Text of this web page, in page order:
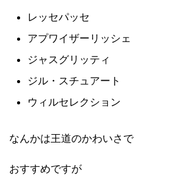
レッセパッセ
アプワイザーリッシェ
ジャスグリッティ
ジル・スチュアート
ウィルセレクション
なんかは王道のかわいさで
おすすめですが